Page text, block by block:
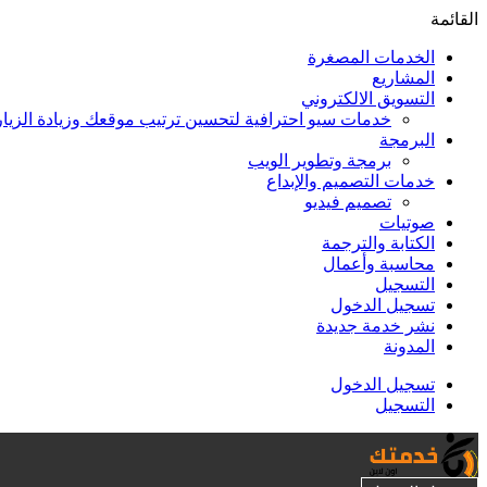
القائمة
الخدمات المصغرة
المشاريع
التسويق الالكتروني
خدمات سيو احترافية لتحسين ترتيب موقعك وزيادة
البرمجة
برمجة وتطوير الويب
خدمات التصميم والإبداع
تصميم فيديو
صوتيات
الكتابة والترجمة
محاسبة وأعمال
التسجيل
تسجيل الدخول
نشر خدمة جديدة
المدونة
تسجيل الدخول
التسجيل